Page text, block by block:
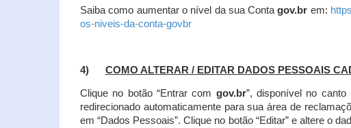
Saiba como aumentar o nível da sua Contagov.br em:
os-niveis-da-conta-govbr
4) COMO ALTERAR / EDITAR DADOS PESSOAIS
Clique no botão “Entrar com gov.br”, disponível no
redirecionado automaticamente para sua área de
em “Dados Pessoais”.Clique no botão “Editar” e altere o